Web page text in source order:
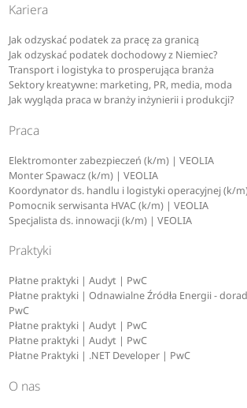
Kariera
Jak odzyskać podatek za pracę za granicą
Jak odzyskać podatek dochodowy z Niemiec?
Transport i logistyka to prosperująca branża
Sektory kreatywne: marketing, PR, media, moda
Jak wygląda praca w branży inżynierii i produkcji?
Praca
Elektromonter zabezpieczeń (k/m) | VEOLIA
Monter Spawacz (k/m) | VEOLIA
Koordynator ds. handlu i logistyki operacyjnej (k/
Pomocnik serwisanta HVAC (k/m) | VEOLIA
Specjalista ds. innowacji (k/m) | VEOLIA
Praktyki
Płatne praktyki | Audyt | PwC
Płatne praktyki | Odnawialne Źródła Energii -
PwC
Płatne praktyki | Audyt | PwC
Płatne praktyki | Audyt | PwC
Płatne Praktyki | .NET Developer | PwC
O nas